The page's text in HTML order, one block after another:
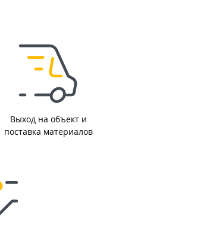
Выход на объект и
поставка материалов